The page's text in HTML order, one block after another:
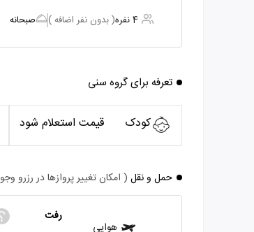
4 نفره ( بدون نفر اضافه ) صبحانه
تعرفه برای گروه سنی
کودک قیمت استعلام شود
حمل و نقل ( امکان تغییر پروازها در رزرو
هوایی
رفت